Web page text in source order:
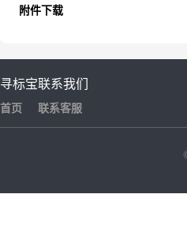
附件下载
寻标宝
首页
联系我们
联系客服